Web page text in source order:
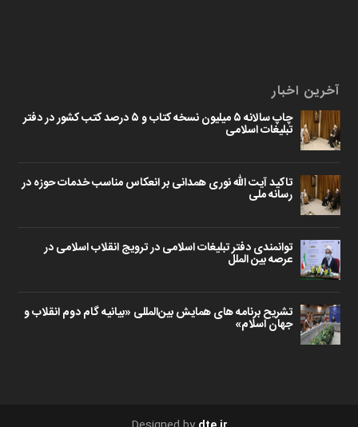
آخرین اخبار
چاپ سالانه ۵ میلیون نسخه کتاب و ۵ درصد کتب کشور در دفتر
تبلیغات اسلامی
تاکید آیت الله نوری همدانی بر انعکاس مناسب خدمات حوزه در
رسانه ملی
توانمندی دفتر تبلیغات اسلامی در ترویج انقلاب اسلامی در
عرصه بین الملل
تشریح برنامه های همایش بین‌المللی «بیانیه گام دوم انقلاب و
جهان اسلام»